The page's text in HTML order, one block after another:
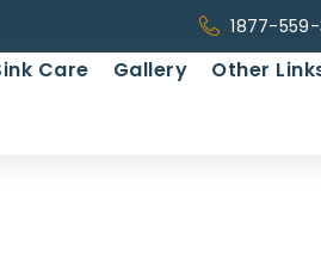
1877-
Care Gallery Other